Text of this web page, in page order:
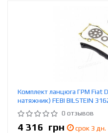
Комплект ланцюга ГРМ Fiat
натяжник) FEBI BILSTEIN
0 отзывов
4 316 грн
срок 3 дн.